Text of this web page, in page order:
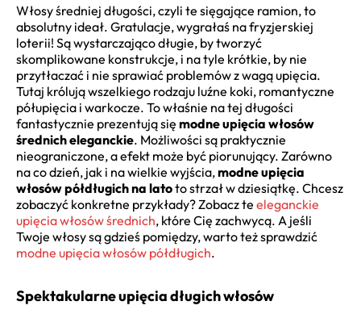
Włosy średniej długości, czyli te sięgające ramion, to
absolutny ideał. Gratulacje, wygrałaś na fryzjerskiej
loterii! Są wystarczająco długie, by tworzyć
skomplikowane konstrukcje, i na tyle krótkie, by nie
przytłaczać i nie sprawiać problemów z wagą upięcia.
Tutaj królują wszelkiego rodzaju luźne koki, romantyczne
półupięcia i warkocze. To właśnie na tej długości
fantastycznie prezentują się modne upięcia włosów
średnich eleganckie. Możliwości są praktycznie
nieograniczone, a efekt może być piorunujący. Zarówno
na co dzień, jak i na wielkie wyjścia,modne upięcia
włosów półdługich na latoto strzał w dziesiątkę. Chcesz
zobaczyć konkretne przykłady? Zobacz te eleganckie
upięcia włosów średnich, które Cię zachwycą. A jeśli
Twoje włosy są gdzieś pomiędzy, warto też sprawdzić
modne upięcia włosów półdługich.
Spektakularne upięcia długich włosów